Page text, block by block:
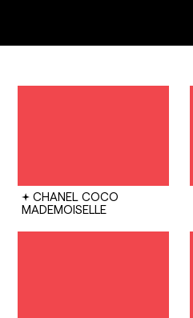
CHANEL COCO
MADEMOISELLE